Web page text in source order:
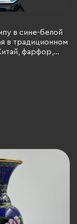
в сине-белой
в традиционном
фарфор,